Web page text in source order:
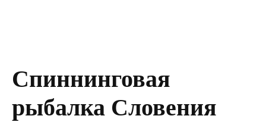
Спиннинговая
рыбалка Словения